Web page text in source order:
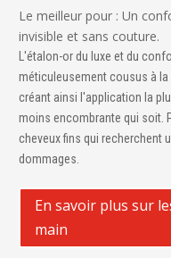
Le meilleur pour : Un
invisible et sans couture.
L'étalon-or du luxe et du
méticuleusement cousus à la
créant ainsi l'application la
moins encombrante qui soit.
cheveux fins qui recherchent
dommages.
En savoir plus sur
main